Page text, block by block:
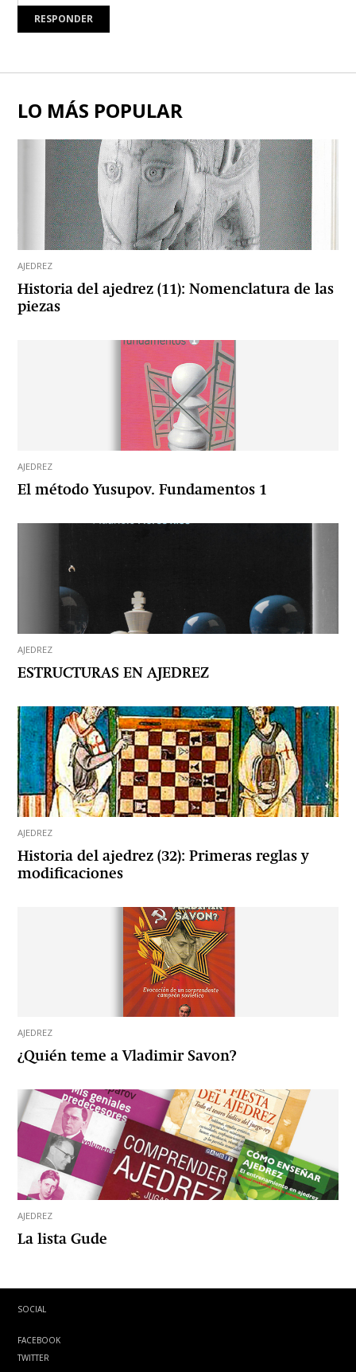
RESPONDER
LO MÁS POPULAR
AJEDREZ
Historia del ajedrez (11): Nomenclatura de las
piezas
AJEDREZ
El método Yusupov. Fundamentos 1
AJEDREZ
ESTRUCTURAS EN AJEDREZ
AJEDREZ
Historia del ajedrez (32): Primeras reglas y
modificaciones
AJEDREZ
¿Quién teme a Vladimir Savon?
AJEDREZ
La lista Gude
SOCIAL
FACEBOOK
TWITTER